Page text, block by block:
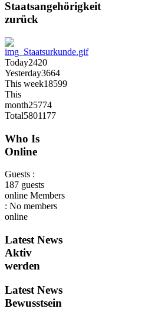
Staatsangehörigkeit
zurück
Today2420
Yesterday3664
This week18599
This
month25774
Total5801177
Who Is
Online
Guests :
187 guests
online Members
: No members
online
Latest News
Aktiv
werden
Latest News
Bewusstsein